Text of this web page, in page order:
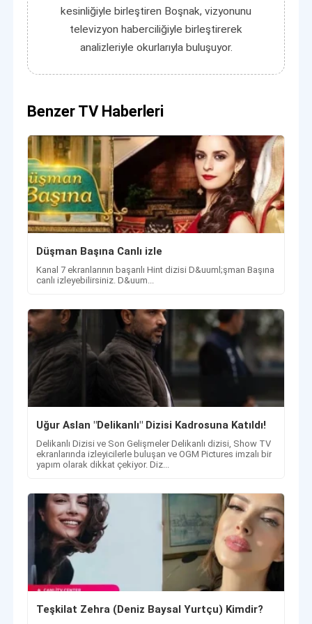
kesinliğiyle birleştiren Boşnak, vizyonunu
televizyon haberciliğiyle birleştirerek
analizleriyle okurlarıyla buluşuyor.
Benzer TV Haberleri
Düşman Başına Canlı izle
Kanal 7 ekranlarının başarılı Hint dizisi D&uuml;şman Başına
canlı izleyebilirsiniz. D&uum...
Uğur Aslan "Delikanlı" Dizisi Kadrosuna Katıldı!
Delikanlı Dizisi ve Son Gelişmeler Delikanlı dizisi, Show TV
ekranlarında izleyicilerle buluşan ve OGM Pictures imzalı bir
yapım olarak dikkat çekiyor. Diz...
Teşkilat Zehra (Deniz Baysal Yurtçu) Kimdir?